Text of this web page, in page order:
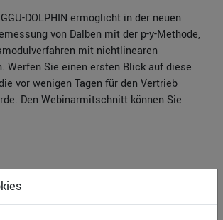
DOLPHIN ermöglicht in der neuen
von Dalben mit der p-y-Methode,
mit nichtlinearen
Werfen Sie einen ersten Blick auf diese
vor wenigen Tagen für den Vertrieb
Den Webinarmitschnitt können Sie